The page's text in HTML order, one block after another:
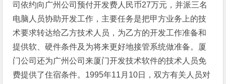
司依约向广州公司预付开发费人民币27万元，并派三名
电脑人员协助开发工作，主要任务是把甲方业务上的技
术要求转达给乙方技术人员，为乙方的开发工作准备和
提供软、硬件条件及为将来更好地接管系统做准备。厦
门公司还为广州公司来厦门开发技术软件的技术人员免
费提供了住宿条件。1995年11月10日，双方有关人员对